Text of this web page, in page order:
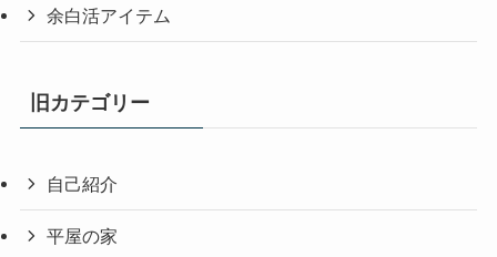
余白活アイテム
旧カテゴリー
自己紹介
平屋の家